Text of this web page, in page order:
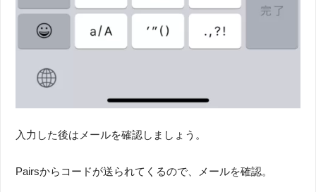
入力した後はメールを確認しましょう。
Pairsからコードが送られてくるので、メールを確認。